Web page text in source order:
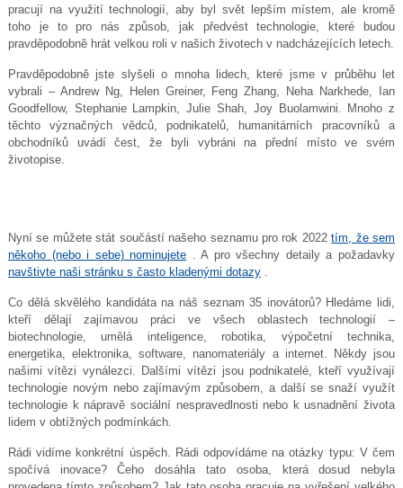
pracují na využití technologií, aby byl svět lepším místem, ale kromě
toho je to pro nás způsob, jak předvést technologie, které budou
pravděpodobně hrát velkou roli v našich životech v nadcházejících letech.
Pravděpodobně jste slyšeli o mnoha lidech, které jsme v průběhu let
vybrali – Andrew Ng, Helen Greiner, Feng Zhang, Neha Narkhede, Ian
Goodfellow, Stephanie Lampkin, Julie Shah, Joy Buolamwini. Mnoho z
těchto význačných vědců, podnikatelů, humanitárních pracovníků a
obchodníků uvádí čest, že byli vybráni na přední místo ve svém
životopise.
Nyní se můžete stát součástí našeho seznamu pro rok 2022tím, že sem
někoho (nebo i sebe) nominujete . A pro všechny detaily a požadavky
navštivte naši stránku s často kladenými dotazy.
Co dělá skvělého kandidáta na náš seznam 35 inovátorů? Hledáme lidi,
kteří dělají zajímavou práci ve všech oblastech technologií –
biotechnologie, umělá inteligence, robotika, výpočetní technika,
energetika, elektronika, software, nanomateriály a internet. Někdy jsou
našimi vítězi vynálezci. Dalšími vítězi jsou podnikatelé, kteří využívají
technologie novým nebo zajímavým způsobem, a další se snaží využít
technologie k nápravě sociální nespravedlnosti nebo k usnadnění života
lidem v obtížných podmínkách.
Rádi vidíme konkrétní úspěch. Rádi odpovídáme na otázky typu: V čem
spočívá inovace? Čeho dosáhla tato osoba, která dosud nebyla